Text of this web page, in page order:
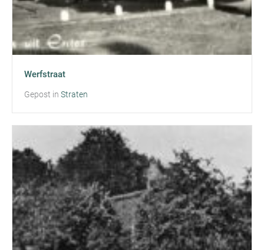
Werfstraat
Gepost in Straten